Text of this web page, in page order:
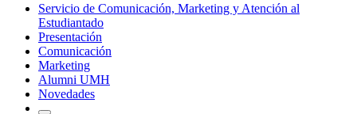
Servicio de Comunicación, Marketing y Atención al
Estudiantado
Presentación
Comunicación
Marketing
Alumni UMH
Novedades